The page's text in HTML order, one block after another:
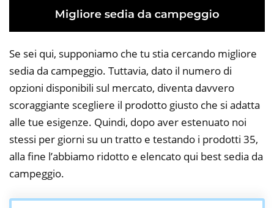
Se sei qui, supponiamo che tu stia cercando migliore
sedia da campeggio. Tuttavia, dato il numero di
opzioni disponibili sul mercato, diventa davvero
scoraggiante scegliere il prodotto giusto che si adatta
alle tue esigenze. Quindi, dopo aver estenuato noi
stessi per giorni su un tratto e testando i prodotti 35,
alla fine l’abbiamo ridotto e elencato qui best sedia da
campeggio.